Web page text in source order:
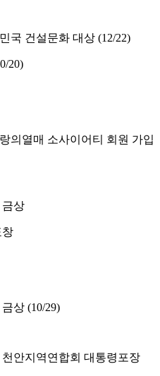
국 건설문화 대상 (12/22)
20)
의열매 소사이어티 회원 가입
금상
창
상 (10/29)
안지역연합회 대통령포장